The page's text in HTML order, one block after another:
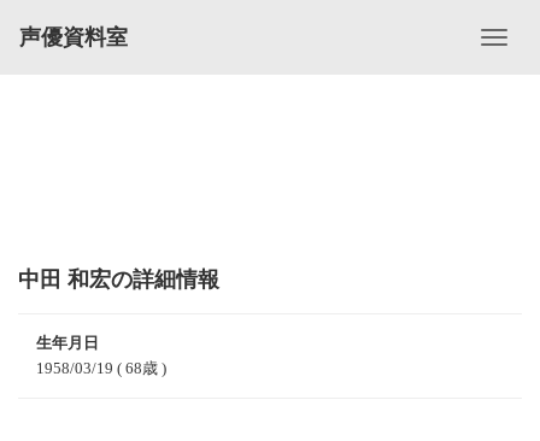
声優資料室
中田 和宏の詳細情報
生年月日
1958/03/19 ( 68歳 )